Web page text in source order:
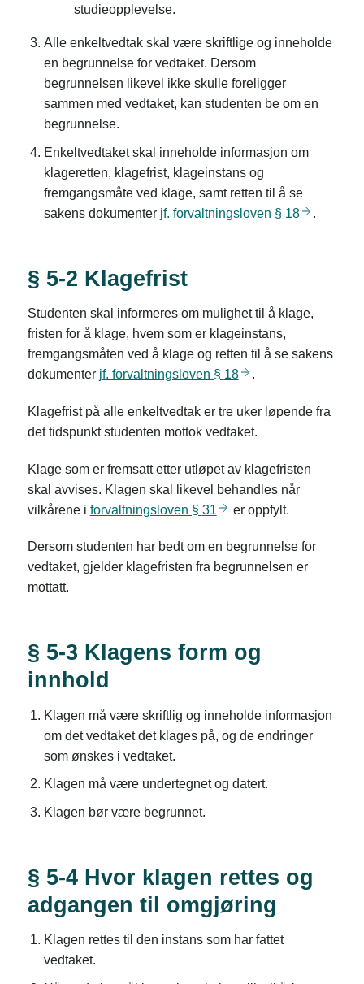
studieopplevelse.
Alle enkeltvedtak skal være skriftlige og inneholde
en begrunnelse for vedtaket. Dersom
begrunnelsen likevel ikke skulle foreligger
sammen med vedtaket, kan studenten be om en
begrunnelse.
Enkeltvedtaket skal inneholde informasjon om
klageretten, klagefrist, klageinstans og
fremgangsmåte ved klage, samt retten til å se
sakens dokumenter jf. forvaltningsloven § 18 .
§ 5-2 Klagefrist
Studenten skal informeres om mulighet til å klage,
fristen for å klage, hvem som er klageinstans,
fremgangsmåten ved å klage og retten til å se sakens
dokumenter jf. forvaltningsloven § 18 .
Klagefrist på alle enkeltvedtak er tre uker løpende fra
det tidspunkt studenten mottok vedtaket.
Klage som er fremsatt etter utløpet av klagefristen
skal avvises. Klagen skal likevel behandles når
vilkårene i forvaltningsloven § 31 er oppfylt.
Dersom studenten har bedt om en begrunnelse for
vedtaket, gjelder klagefristen fra begrunnelsen er
mottatt.
§ 5-3 Klagens form og
innhold
Klagen må være skriftlig og inneholde informasjon
om det vedtaket det klages på, og de endringer
som ønskes i vedtaket.
Klagen må være undertegnet og datert.
Klagen bør være begrunnet.
§ 5-4 Hvor klagen rettes og
adgangen til omgjøring
Klagen rettes til den instans som har fattet
vedtaket.